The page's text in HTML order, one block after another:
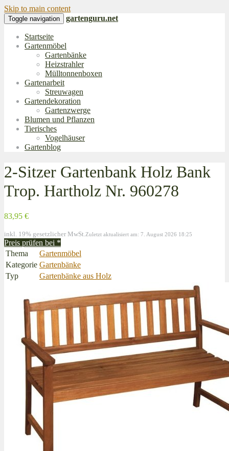
Skip to main content
Toggle navigation gartenguru.net
Startseite
Gartenmöbel
Gartenbänke
Heizstrahler
Mülltonnenboxen
Gartenarbeit
Streuwagen
Gartendekoration
Gartenzwerge
Blumen und Pflanzen
Tierisches
Vogelhäuser
Gartenblog
2-Sitzer Gartenbank Holz Bank
Trop. Hartholz Nr. 960278
83,95 €
inkl. 19% gesetzlicher MwSt. Zuletzt aktualisiert am: 7. August 2026 18:25
Preis prüfen bei *
Thema
Gartenmöbel
Kategorie Gartenbänke
Typ
Gartenbänke aus Holz